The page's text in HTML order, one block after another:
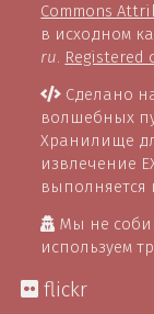
Commons
в исходном
ru. Registered
Сделано
волшебных
Хранилище
извлечение
выполняется
Мы не
используем
flickr